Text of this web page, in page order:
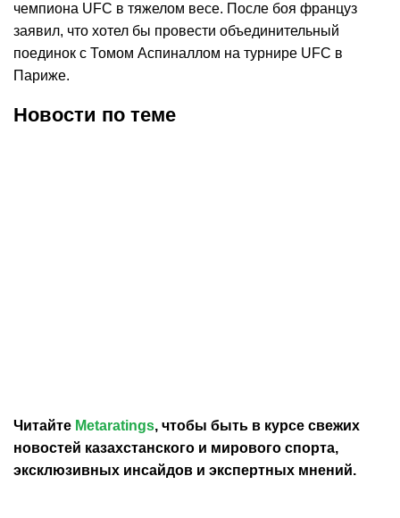
чемпиона UFC в тяжелом весе. После боя француз
заявил, что хотел бы провести объединительный
поединок с Томом Аспиналлом на турнире UFC в
Париже.
Новости по теме
Читайте Metaratings, чтобы быть в курсе свежих
новостей казахстанского и мирового спорта,
эксклюзивных инсайдов и экспертных мнений.